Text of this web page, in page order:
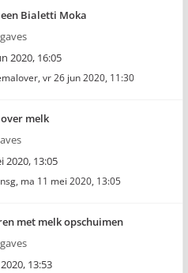
Bialetti Moka
2020, 16:05
, vr 26 jun 2020, 11:30
melk
2020, 13:05
, ma 11 mei 2020, 13:05
met melk opschuimen
13:53